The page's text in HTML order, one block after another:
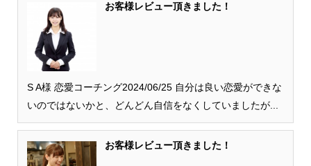
お客様レビュー頂きました！
S A様 恋愛コーチング2024/06/25 自分は良い恋愛ができな
いのではないかと、どんどん自信をなくしていましたが...
お客様レビュー頂きました！